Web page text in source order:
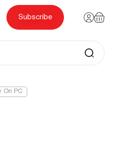
Subscribe
On PC